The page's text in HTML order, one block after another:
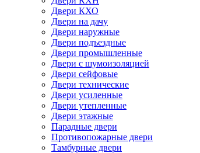
Двери КХО
Двери на дачу
Двери наружные
Двери подъездные
Двери промышленные
Двери с шумоизоляцией
Двери сейфовые
Двери технические
Двери усиленные
Двери утепленные
Двери этажные
Парадные двери
Противопожарные двери
Тамбурные двери